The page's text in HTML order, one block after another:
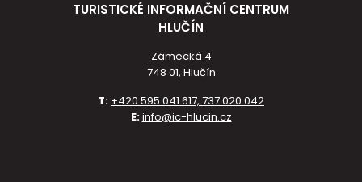
TURISTICKÉ INFORMAČNÍ CENTRUM
HLUČÍN
Zámecká 4
748 01, Hlučín
T: +420 595 041 617, 737 020 042
E:info@ic-hlucin.cz